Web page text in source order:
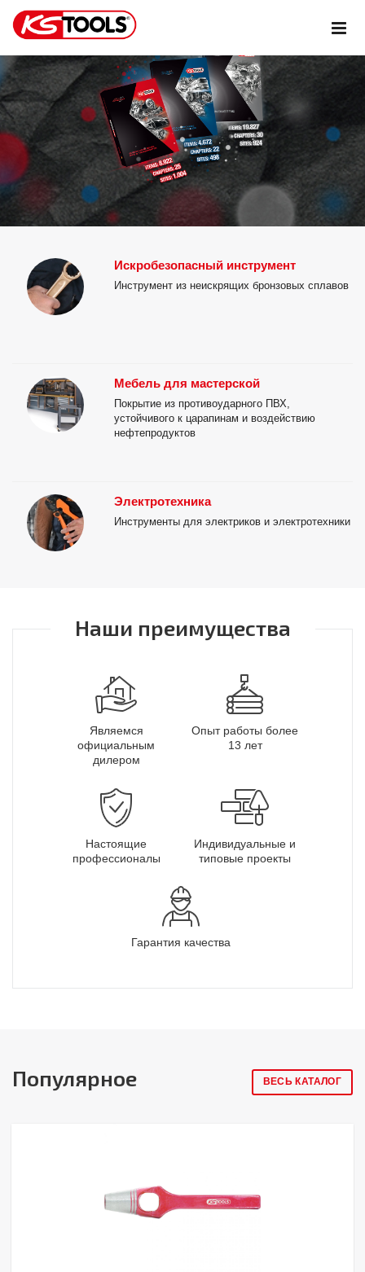
Искробезопасный инструмент
Инструмент из неискрящих бронзовых сплавов
Мебель для мастерской
Покрытие из противоударного ПВХ,
устойчивого к царапинам и воздействию
нефтепродуктов
Электротехника
Инструменты для электриков и электротехники
Наши преимущества
Являемся
официальным
дилером
Опыт работы более
13 лет
Настоящие
профессионалы
Индивидуальные и
типовые проекты
Гарантия качества
Популярное ВЕСЬ КАТАЛОГ